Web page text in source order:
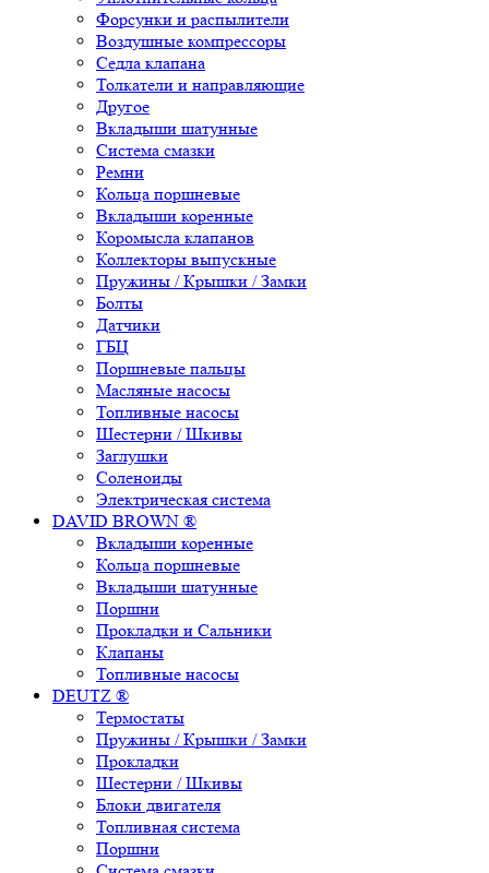
Форсунки и распылители
Воздушные компрессоры
Седла клапана
Толкатели и направляющие
Другое
Вкладыши шатунные
Система смазки
Ремни
Кольца поршневые
Вкладыши коренные
Коромысла клапанов
Коллекторы выпускные
Пружины / Крышки / Замки
Болты
Датчики
ГБЦ
Поршневые пальцы
Масляные насосы
Топливные насосы
Шестерни / Шкивы
Заглушки
Соленоиды
Электрическая система
DAVID BROWN ®
Вкладыши коренные
Кольца поршневые
Вкладыши шатунные
Поршни
Прокладки и Сальники
Клапаны
Топливные насосы
DEUTZ ®
Термостаты
Пружины / Крышки / Замки
Прокладки
Шестерни / Шкивы
Блоки двигателя
Топливная система
Поршни